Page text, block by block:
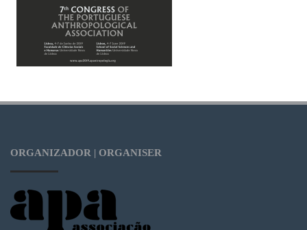
ORGANIZADOR | ORGANISER